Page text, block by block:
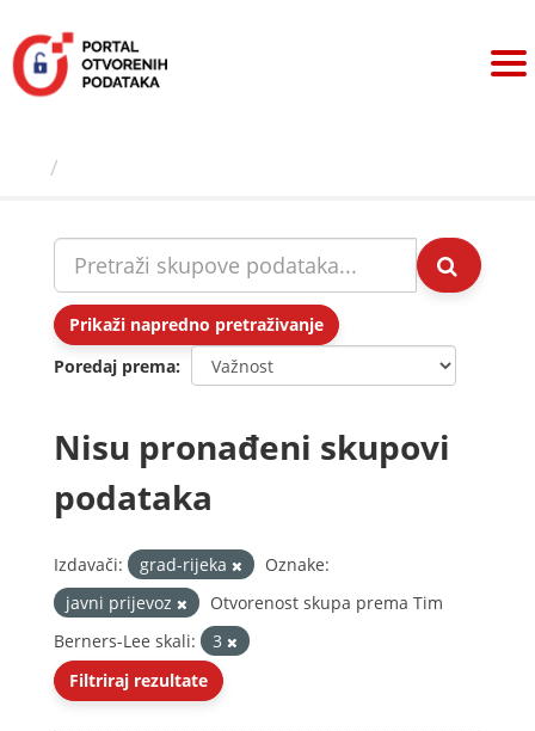
sadržaj
Prikaži napredno pretraživanje
Poredaj prema
Nisu pronađeni skupovi
podataka
Izdavači: grad-rijeka
Oznake:
javni prijevoz
Otvorenost skupa prema Tim
Berners-Lee skali:
3
Filtriraj rezultate